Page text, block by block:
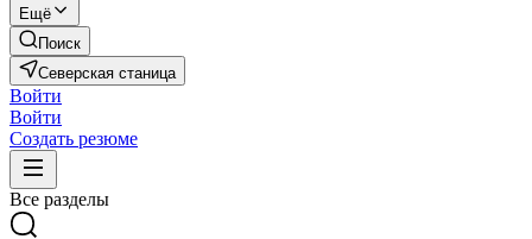
Ещё
Поиск
Северская станица
Войти
Войти
Создать резюме
Все разделы